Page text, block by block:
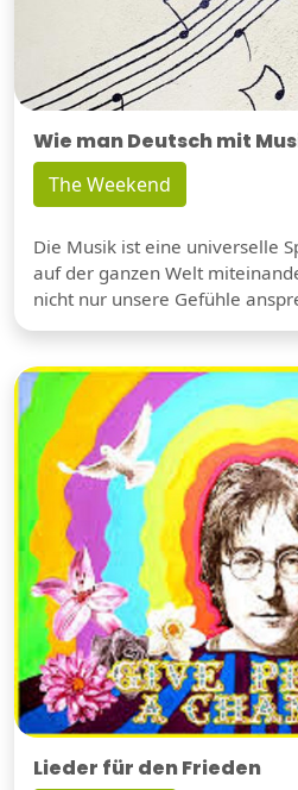
Wie man Deutsch mit
The Weekend
Die Musik ist eine universelle
auf der ganzen Welt
nicht nur unsere Gefühle
Lieder für den Frieden